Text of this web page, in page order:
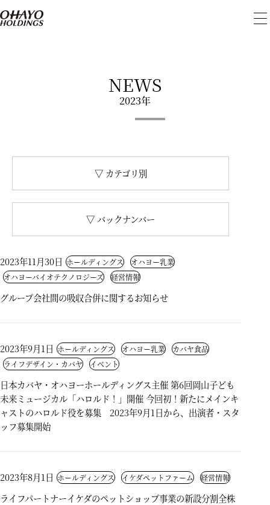
メ
NEWS
2023年
▽ カテゴリ別
▽ バックナンバー
2023年11月30日 ホールディングス
オハヨー乳業
オハヨーバイオテクノロジーズ
経営情報
グループ会社間の吸収合併に関するお知らせ
2023年9月1日 ホールディングス オハヨー乳業
カバヤ食品
ライフデザイン・カバヤ
イベント
日本カバヤ・オハヨーホールディングス主催 第6回岡山子ども
未来ミュージカル「ハロルド！」開催 今回初！新たにメインキ
ャストのハロルド役を募集 2023年9月1日から、出演者・スタ
ッフ募集開始
2023年8月1日 ホールディングス イケダペットファーム 経営情報
ライフパートナーイケダのペットショップ事業の新設分割全株